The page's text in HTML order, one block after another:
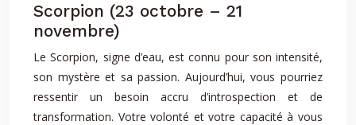
Scorpion (23 octobre – 21
novembre)
Le Scorpion, signe d’eau, est connu pour son intensité,
son mystère et sa passion. Aujourd’hui, vous pourriez
ressentir un besoin accru d’introspection et de
transformation. Votre volonté et votre capacité à vous